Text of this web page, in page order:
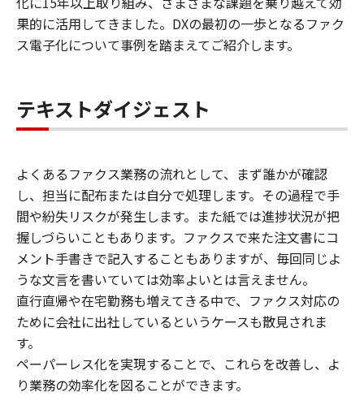
果的に活用してきました。DXの最初の一歩となるファク
ス電子化について事例を踏まえてご紹介します。
テキストダイジェスト
よくあるファクス業務の流れとして、まず誰かが確認
し、担当に配布または自分で処理します。その過程で手
間や紛失リスクが発生します。また紙では進捗状況が把
握しづらいこともあります。ファクスで来た注文書にコ
メント手書きで記入することもありますが、毎回同じよ
うな文言を書いていては効率よいとは言えません。
直行直帰や在宅勤務も増えてきる中で、ファクス対応の
ために会社に出社しているというケースも散見されま
す。
ペーパーレス化を実現することで、これらを改善し、よ
り業務の効率化を図ることができます。